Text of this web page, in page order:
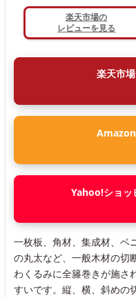
楽天市場の
レビューを見る
楽天市
Amazon
Yahoo!ショッ
一枚板、角材、集成材、ベ
の丸太など、一般木材の切
わくるみに全籐巻きが施さ
すいです。縦、横、斜めの